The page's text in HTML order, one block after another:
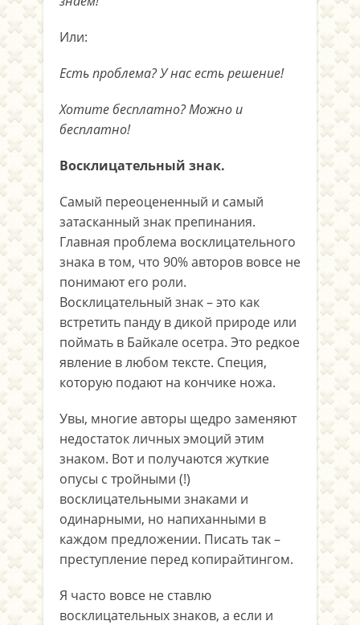
Или:
Есть проблема? У нас есть решение!
Хотите бесплатно? Можно и
бесплатно!
Восклицательный знак.
Самый переоцененный и самый
затасканный знак препинания.
Главная проблема восклицательного
знака в том, что 90% авторов вовсе не
понимают его роли.
Восклицательный знак – это как
встретить панду в дикой природе или
поймать в Байкале осетра. Это редкое
явление в любом тексте. Специя,
которую подают на кончике ножа.
Увы, многие авторы щедро заменяют
недостаток личных эмоций этим
знаком. Вот и получаются жуткие
опусы с тройными (!)
восклицательными знаками и
одинарными, но напиханными в
каждом предложении. Писать так –
преступление перед копирайтингом.
Я часто вовсе не ставлю
восклицательных знаков, а если и